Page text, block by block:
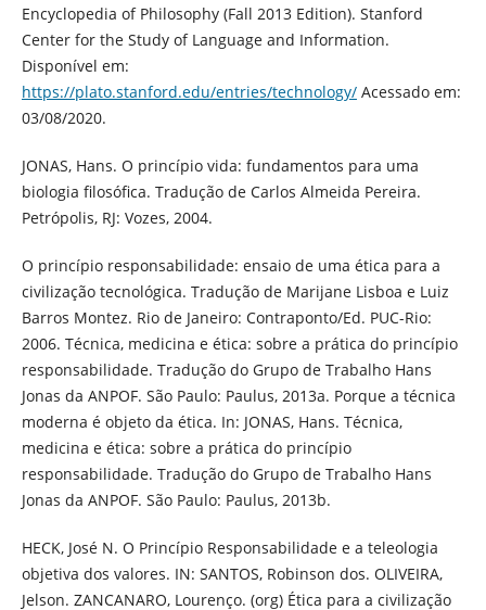
Encyclopedia of Philosophy (Fall 2013 Edition). Stanford
Center for the Study of Language and Information.
Disponível em:
https://plato.stanford.edu/entries/technology/Acessado em:
03/08/2020.
JONAS, Hans. O princípio vida: fundamentos para uma
biologia filosófica. Tradução de Carlos Almeida Pereira.
Petrópolis, RJ: Vozes, 2004.
O princípio responsabilidade: ensaio de uma ética para a
civilização tecnológica. Tradução de Marijane Lisboa e Luiz
Barros Montez. Rio de Janeiro: Contraponto/Ed. PUC-Rio:
2006. Técnica, medicina e ética: sobre a prática do princípio
responsabilidade. Tradução do Grupo de Trabalho Hans
Jonas da ANPOF. São Paulo: Paulus, 2013a. Porque a técnica
moderna é objeto da ética. In: JONAS, Hans. Técnica,
medicina e ética: sobre a prática do princípio
responsabilidade. Tradução do Grupo de Trabalho Hans
Jonas da ANPOF. São Paulo: Paulus, 2013b.
HECK, José N. O Princípio Responsabilidade e a teleologia
objetiva dos valores. IN: SANTOS, Robinson dos. OLIVEIRA,
Jelson. ZANCANARO, Lourenço. (org) Ética para a civilização